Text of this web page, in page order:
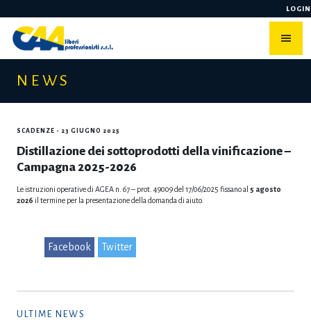
to
content
LOGIN
NEWS
SCADENZE - 23 GIUGNO 2025
Distillazione dei sottoprodotti della vinificazione –
Campagna 2025-2026
Le istruzioni operative di AGEA n. 67 – prot. 49009 del 17/06/2025 fissano al 5 agosto
2026 il termine per la presentazione della domanda di aiuto.
Facebook Twitter
ULTIME NEWS